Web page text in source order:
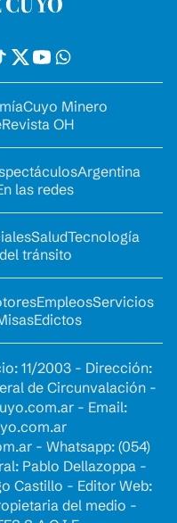
Cuyo Minero
Revista OH
Argentina
las redes
SaludTecnología
tránsito
EmpleosServicios
Edictos
11/2003 - Dirección:
de Circunvalación -
- Email:
- Whatsapp: (054)
Pablo Dellazoppa -
Castillo - Editor Web:
del medio -